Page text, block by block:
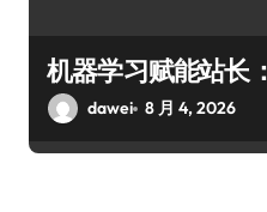
机器学习赋能站长
dawei 8 月 4, 2026